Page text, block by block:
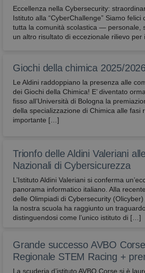
Eccellenza nella Cybersecurity:
Istituto alla “CyberChallenge” Siamo felici
tutta la comunità scolastica — personale,
un altro risultato di eccezionale rilievo
Giochi della chimica 2025/2026
Le Aldini raddoppiano la presenza alle
dei Giochi della Chimica! E’ diventato
fisso all’Università di Bologna la
della specializzazione di Chimica alle fasi
importante […]
Trionfo delle Aldini Valeriani
Nazionali di Cybersicurezza
L’Istituto Aldini Valeriani si conferma
panorama informatico italiano. Alla
delle Olimpiadi di Cybersecurity (Olicyber)
la nostra scuola ha raggiunto un
distinguendosi come l’unico istituto di […]
Grande successo AVBO
Regionale STEM Racing +
La scuderia d’istituto AVBO Corse si è